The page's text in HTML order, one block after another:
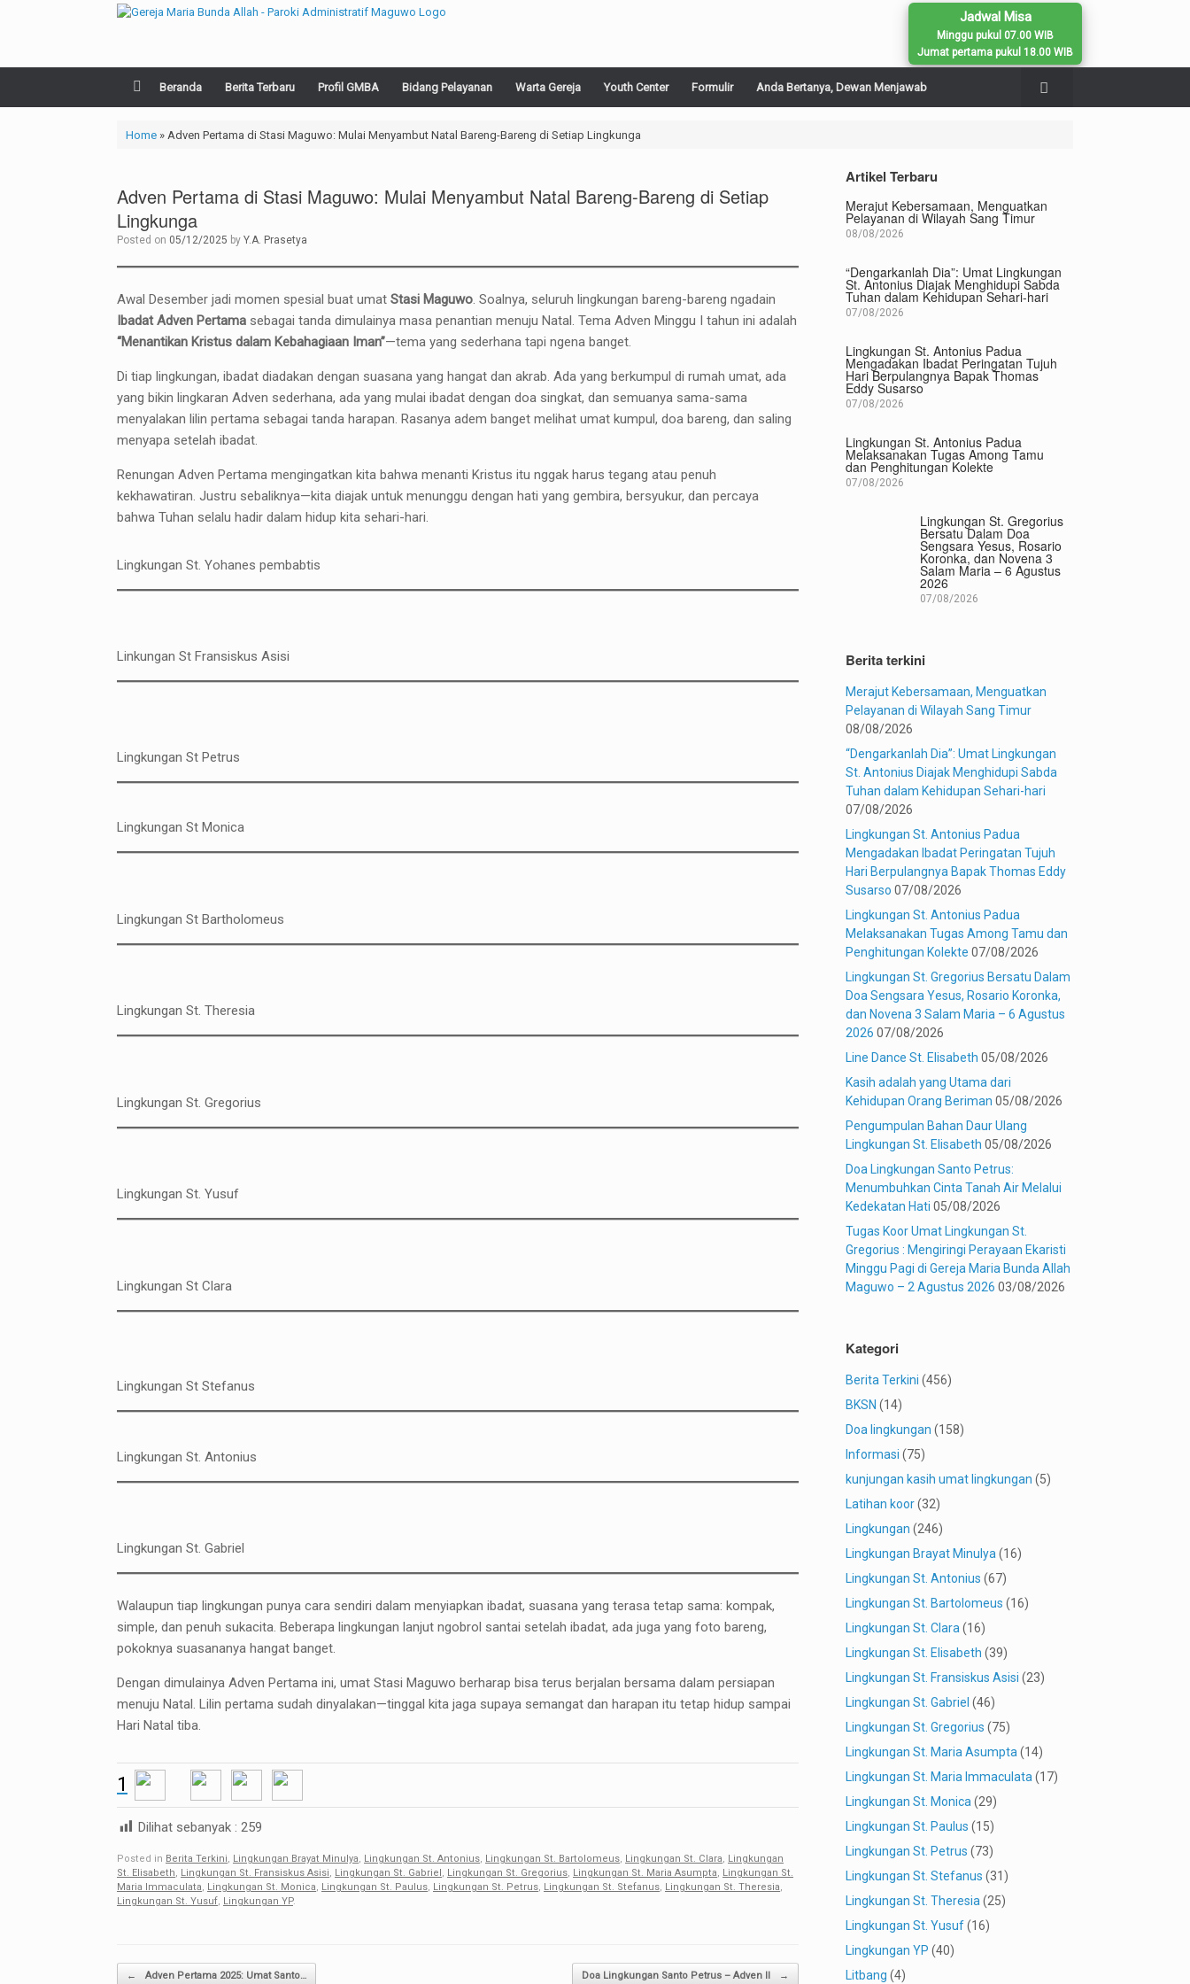
Jadwal Misa
Minggu pukul 07.00 WIB
Jumat pertama pukul 18.00 WIB
Beranda Berita Terbaru Profil GMBA Bidang Pelayanan Warta Gereja Youth Center Formulir Anda Bertanya, Dewan Menjawab
Home» Adven Pertama di Stasi Maguwo: Mulai Menyambut Natal Bareng-Bareng di Setiap Lingkunga
Adven Pertama di Stasi Maguwo: Mulai Menyambut Natal Bareng-Bareng di Setiap
Lingkunga
Posted on 05/12/2025 by Y.A. Prasetya
Awal Desember jadi momen spesial buat umat Stasi Maguwo . Soalnya, seluruh lingkungan bareng-bareng ngadain
Ibadat Adven Pertama sebagai tanda dimulainya masa penantian menuju Natal. Tema Adven Minggu I tahun ini adalah
“Menantikan Kristus dalam Kebahagiaan Iman”—tema yang sederhana tapi ngena banget.
Di tiap lingkungan, ibadat diadakan dengan suasana yang hangat dan akrab. Ada yang berkumpul di rumah umat, ada
yang bikin lingkaran Adven sederhana, ada yang mulai ibadat dengan doa singkat, dan semuanya sama-sama
menyalakan lilin pertama sebagai tanda harapan. Rasanya adem banget melihat umat kumpul, doa bareng, dan saling
menyapa setelah ibadat.
Renungan Adven Pertama mengingatkan kita bahwa menanti Kristus itu nggak harus tegang atau penuh
kekhawatiran. Justru sebaliknya—kita diajak untuk menunggu dengan hati yang gembira, bersyukur, dan percaya
bahwa Tuhan selalu hadir dalam hidup kita sehari-hari.
Lingkungan St. Yohanes pembabtis
Linkungan St Fransiskus Asisi
Lingkungan St Petrus
Lingkungan St Monica
Lingkungan St Bartholomeus
Lingkungan St. Theresia
Lingkungan St. Gregorius
Lingkungan St. Yusuf
Lingkungan St Clara
Lingkungan St Stefanus
Lingkungan St. Antonius
Lingkungan St. Gabriel
Walaupun tiap lingkungan punya cara sendiri dalam menyiapkan ibadat, suasana yang terasa tetap sama: kompak,
simple, dan penuh sukacita. Beberapa lingkungan lanjut ngobrol santai setelah ibadat, ada juga yang foto bareng,
pokoknya suasananya hangat banget.
Dengan dimulainya Adven Pertama ini, umat Stasi Maguwo berharap bisa terus berjalan bersama dalam persiapan
menuju Natal. Lilin pertama sudah dinyalakan—tinggal kita jaga supaya semangat dan harapan itu tetap hidup sampai
Hari Natal tiba.
1
Dilihat sebanyak : 259
Posted in Berita Terkini, Lingkungan Brayat Minulya, Lingkungan St. Antonius, Lingkungan St. Bartolomeus, Lingkungan St. Clara, Lingkungan
St. Elisabeth, Lingkungan St. Fransiskus Asisi, Lingkungan St. Gabriel , Lingkungan St. Gregorius, Lingkungan St. Maria Asumpta, Lingkungan St.
Maria Immaculata, Lingkungan St. Monica, Lingkungan St. Paulus, Lingkungan St. Petrus, Lingkungan St. Stefanus, Lingkungan St. Theresia,
Lingkungan St. Yusuf, Lingkungan YP.
Post navigation
← Adven Pertama 2025: Umat Santo… Doa Lingkungan Santo Petrus – Adven II →
Artikel Terbaru
Merajut Kebersamaan, Menguatkan
Pelayanan di Wilayah Sang Timur
08/08/2026
“Dengarkanlah Dia”: Umat Lingkungan
St. Antonius Diajak Menghidupi Sabda
Tuhan dalam Kehidupan Sehari-hari
07/08/2026
Lingkungan St. Antonius Padua
Mengadakan Ibadat Peringatan Tujuh
Hari Berpulangnya Bapak Thomas
Eddy Susarso
07/08/2026
Lingkungan St. Antonius Padua
Melaksanakan Tugas Among Tamu
dan Penghitungan Kolekte
07/08/2026
Lingkungan St. Gregorius
Bersatu Dalam Doa
Sengsara Yesus, Rosario
Koronka, dan Novena 3
Salam Maria – 6 Agustus
2026
07/08/2026
Berita terkini
Merajut Kebersamaan, Menguatkan
Pelayanan di Wilayah Sang Timur
08/08/2026
“Dengarkanlah Dia”: Umat Lingkungan
St. Antonius Diajak Menghidupi Sabda
Tuhan dalam Kehidupan Sehari-hari
07/08/2026
Lingkungan St. Antonius Padua
Mengadakan Ibadat Peringatan Tujuh
Hari Berpulangnya Bapak Thomas Eddy
Susarso 07/08/2026
Lingkungan St. Antonius Padua
Melaksanakan Tugas Among Tamu dan
Penghitungan Kolekte 07/08/2026
Lingkungan St. Gregorius Bersatu Dalam
Doa Sengsara Yesus, Rosario Koronka,
dan Novena 3 Salam Maria – 6 Agustus
2026 07/08/2026
Line Dance St. Elisabeth 05/08/2026
Kasih adalah yang Utama dari
Kehidupan Orang Beriman 05/08/2026
Pengumpulan Bahan Daur Ulang
Lingkungan St. Elisabeth 05/08/2026
Doa Lingkungan Santo Petrus:
Menumbuhkan Cinta Tanah Air Melalui
Kedekatan Hati 05/08/2026
Tugas Koor Umat Lingkungan St.
Gregorius : Mengiringi Perayaan Ekaristi
Minggu Pagi di Gereja Maria Bunda Allah
Maguwo – 2 Agustus 2026 03/08/2026
Kategori
Berita Terkini (456)
BKSN (14)
Doa lingkungan (158)
Informasi (75)
kunjungan kasih umat lingkungan (5)
Latihan koor(32)
Lingkungan (246)
Lingkungan Brayat Minulya (16)
Lingkungan St. Antonius (67)
Lingkungan St. Bartolomeus (16)
Lingkungan St. Clara (16)
Lingkungan St. Elisabeth (39)
Lingkungan St. Fransiskus Asisi (23)
Lingkungan St. Gabriel (46)
Lingkungan St. Gregorius (75)
Lingkungan St. Maria Asumpta (14)
Lingkungan St. Maria Immaculata (17)
Lingkungan St. Monica (29)
Lingkungan St. Paulus (15)
Lingkungan St. Petrus (73)
Lingkungan St. Stefanus (31)
Lingkungan St. Theresia (25)
Lingkungan St. Yusuf(16)
Lingkungan YP (40)
Litbang (4)